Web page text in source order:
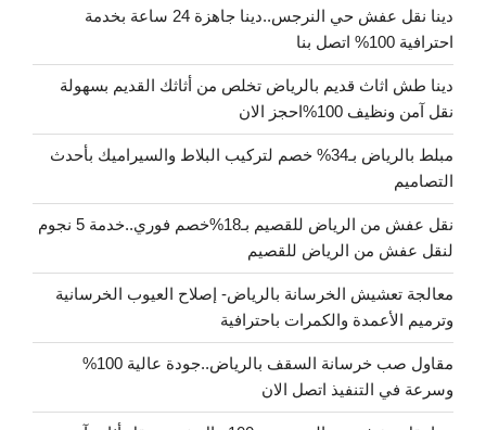
دينا نقل عفش حي النرجس..دينا جاهزة 24 ساعة بخدمة
احترافية 100% اتصل بنا
دينا طش اثاث قديم بالرياض تخلص من أثاثك القديم بسهولة
نقل آمن ونظيف 100%احجز الان
مبلط بالرياض بـ34% خصم لتركيب البلاط والسيراميك بأحدث
التصاميم
نقل عفش من الرياض للقصيم بـ18%خصم فوري..خدمة 5 نجوم
لنقل عفش من الرياض للقصيم
معالجة تعشيش الخرسانة بالرياض- إصلاح العيوب الخرسانية
وترميم الأعمدة والكمرات باحترافية
مقاول صب خرسانة السقف بالرياض..جودة عالية 100%
وسرعة في التنفيذ اتصل الان